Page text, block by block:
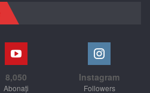
8,050
Abonați
Instagram
Followers